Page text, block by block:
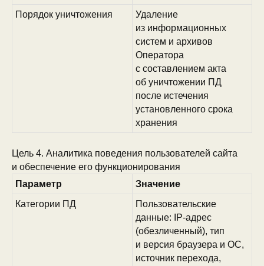
Порядок уничтожения
Удаление
из информационных
систем и архивов
Оператора
с составлением акта
об уничтожении ПД
после истечения
установленного срока
хранения
Цель 4. Аналитика поведения пользователей сайта
и обеспечение его функционирования
Параметр
Значение
Категории ПД
Пользовательские
данные: IP-адрес
(обезличенный), тип
и версия браузера и ОС,
источник перехода,